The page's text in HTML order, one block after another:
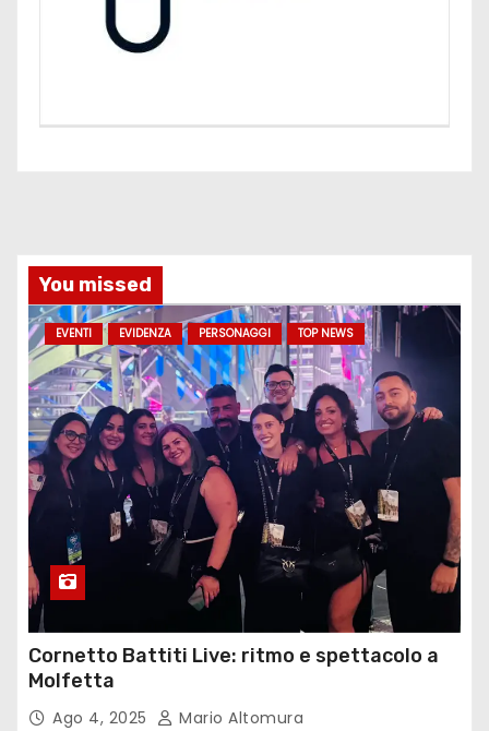
You missed
EVENTI EVIDENZA PERSONAGGI TOP NEWS
Cornetto Battiti Live: ritmo e spettacolo a
Molfetta
Ago 4, 2025 Mario Altomura